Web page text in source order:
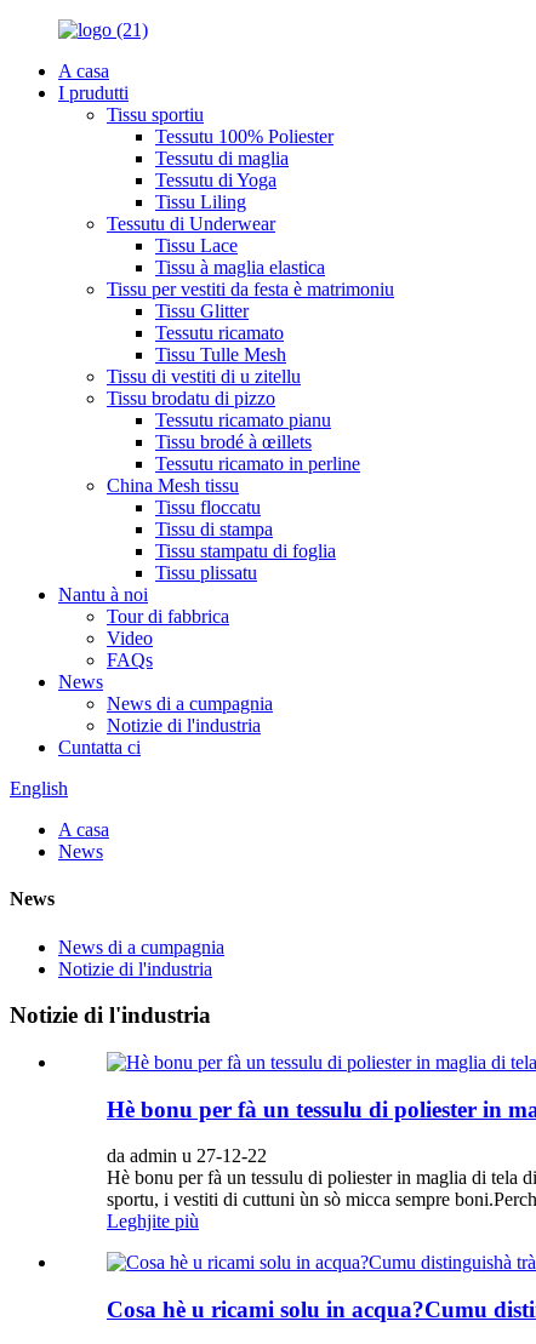
A casa
I prudutti
Tissu sportiu
Tessutu 100% Poliester
Tessutu di maglia
Tessutu di Yoga
Tissu Liling
Tessutu di Underwear
Tissu Lace
Tissu à maglia elastica
Tissu per vestiti da festa è matrimoniu
Tissu Glitter
Tessutu ricamato
Tissu Tulle Mesh
Tissu di vestiti di u zitellu
Tissu brodatu di pizzo
Tessutu ricamato pianu
Tissu brodé à œillets
Tessutu ricamato in perline
China Mesh tissu
Tissu floccatu
Tissu di stampa
Tissu stampatu di foglia
Tissu plissatu
Nantu à noi
Tour di fabbrica
Video
FAQs
News
News di a cumpagnia
Notizie di l'industria
Cuntatta ci
English
A casa
News
News
News di a cumpagnia
Notizie di l'industria
Notizie di l'industria
Hè bonu per fà un tessulu di poliester in
da admin u 27-12-22
Hè bonu per fà un tessulu di poliester in maglia di tela
sportu, i vestiti di cuttuni ùn sò micca sempre
Leghjite più
Cosa hè u ricami solu in acqua?Cumu